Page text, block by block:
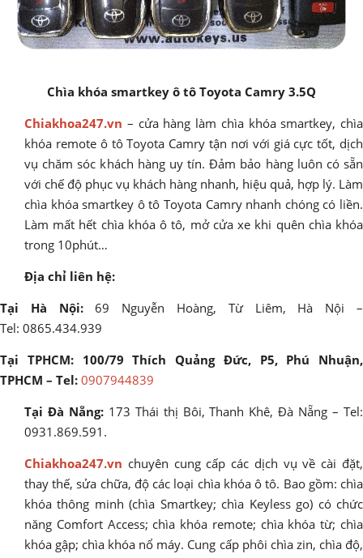
Chìa khóa smartkey ô tô Toyota Camry 3.5Q
Chiakhoa247.vn – cửa hàng làm chìa khóa smartkey, chìa
khóa remote ô tô Toyota Camry tận nơi với giá cực tốt, dịch
vụ chăm sóc khách hàng uy tín. Đảm bảo hàng luôn có sẵn
với chế độ phục vụ khách hàng nhanh, hiệu quả, hợp lý. Làm
chìa khóa smartkey ô tô Toyota Camry nhanh chóng có liền.
Làm mất hết chìa khóa ô tô, mở cửa xe khi quên chìa khóa
trong 10phút…
Địa chỉ liên hệ:
Tại Hà Nội:69 Nguyễn Hoàng, Từ Liêm, Hà Nội –
Tel: 0865.434.939
Tại TPHCM: 100/79 Thích Quảng Đức, P5, Phú Nhuận,
TPHCM – Tel: 0907944839
Tại Đà Nẵng:173 Thái thị Bôi, Thanh Khê, Đà Nẵng – Tel:
0931.869.591.
Chiakhoa247.vn chuyên cung cấp các dịch vụ về cài đặt,
thay thế, sửa chữa, độ các loại chìa khóa ô tô. Bao gồm: chìa
khóa thông minh (chìa Smartkey; chìa Keyless go) có chức
năng Comfort Access; chìa khóa remote; chìa khóa từ; chìa
khóa gập; chìa khóa nổ máy. Cung cấp phôi chìa zin, chìa độ,